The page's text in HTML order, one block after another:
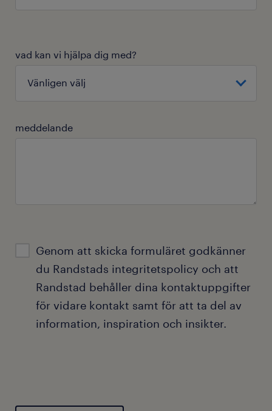
vad kan vi hjälpa dig med?
meddelande
Genom att skicka formuläret godkänner
du Randstads integritetspolicy och att
Randstad behåller dina kontaktuppgifter
för vidare kontakt samt för att ta del av
information, inspiration och insikter.